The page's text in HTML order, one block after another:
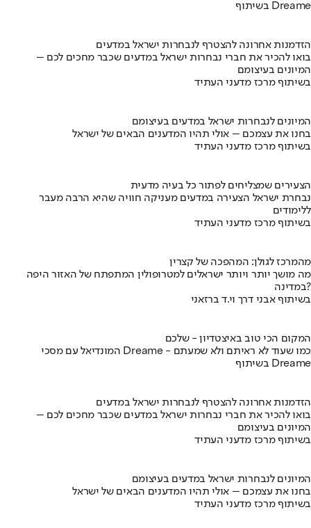
בשיתוף Dreame
הזדמנות אחרונה להצטרף לנבחרות ישראל במדעים
בואו להכיר את חברי נבחרות ישראל במדעים שכבר מחכים לכם –
המיונים בעיצומם
בשיתוף מרכז מדעני העתיד
המיונים לנבחרות ישראל במדעים בעיצומם
בחנו את עצמכם – אולי תהיו המדענים הבאים של ישראל
בשיתוף מרכז מדעני העתיד
הצעירים שמצליחים לפתור כל בעיה מדעית
נבחרת ישראל הצעירה במדעים מעניקה חוויה שהיא הרבה מעבר
ללימודים
בשיתוף מרכז מדעני העתיד
מהמרכז לגולן: המהפכה של קצרין
מה מושך יותר ויותר ישראלים למטרופולין המתפתח של האזור היפה
במדינה?
בשיתוף אבני דרך וי.ד ברזאני
המקום הכי טוב באיצטדיון - שלכם
המונדיאל עם מסכי Dreame - כמו שעוד לא ראיתם ולא שמעתם
בשיתוף Dreame
הזדמנות אחרונה להצטרף לנבחרות ישראל במדעים
בואו להכיר את חברי נבחרות ישראל במדעים שכבר מחכים לכם –
המיונים בעיצומם
בשיתוף מרכז מדעני העתיד
המיונים לנבחרות ישראל במדעים בעיצומם
בחנו את עצמכם – אולי תהיו המדענים הבאים של ישראל
בשיתוף מרכז מדעני העתיד